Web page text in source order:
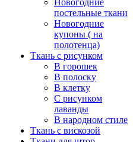
Новогодние
постельные ткани
Новогодние
купоны ( на
полотенца)
Ткань с рисунком
В горошек
В полоску
В клетку
С рисунком
лаванды
В народном стиле
Ткань с вискозой